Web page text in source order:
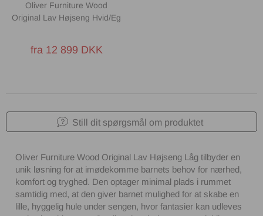
Oliver Furniture Wood Original Lav Højseng Låg tilbyder en
unik løsning for at imødekomme barnets behov for nærhed,
komfort og tryghed. Den optager minimal plads i rummet
samtidig med, at den giver barnet mulighed for at skabe en
lille, hyggelig hule under sengen, hvor fantasier kan udleves
Oliver Furniture Wood
Original Lav Højseng Hvid/Eg
fra 12 899 DKK
Still dit spørgsmål om produktet